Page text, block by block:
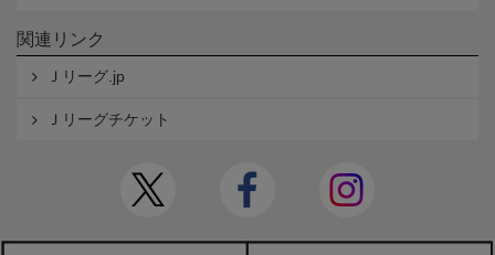
関連リンク
Ｊリーグ.jp
Ｊリーグチケット